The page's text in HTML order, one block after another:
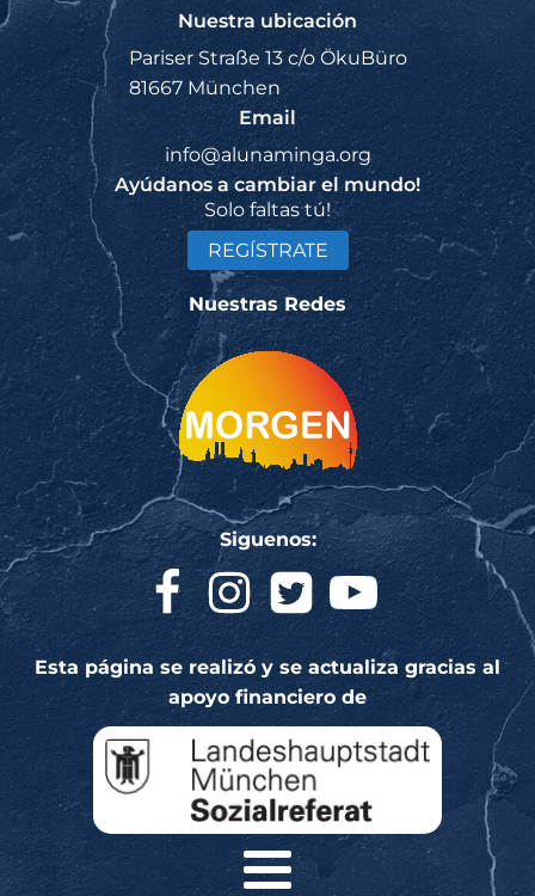
Nuestra ubicación
Pariser Straße 13 c/o ÖkuBüro
81667 München
Email
info@alunaminga.org
Ayúdanos a cambiar el mundo!
Solo faltas tú!
REGÍSTRATE
Nuestras Redes
Siguenos:
Esta página se realizó y se actualiza gracias al
apoyo financiero de